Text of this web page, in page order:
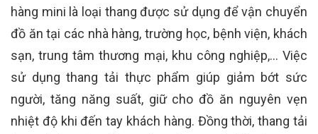
hàng mini là loại thang được sử dụng để vận chuyển
đồ ăn tại các nhà hàng, trường học, bệnh viện, khách
sạn, trung tâm thương mại, khu công nghiệp,… Việc
sử dụng thang tải thực phẩm giúp giảm bớt sức
người, tăng năng suất, giữ cho đồ ăn nguyên vẹn
nhiệt độ khi đến tay khách hàng. Đồng thời, thang tải